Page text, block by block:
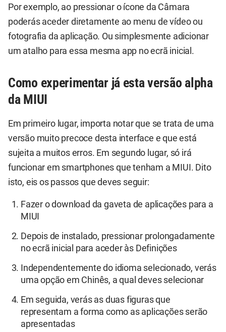
Por exemplo, ao pressionar o ícone da Câmara
poderás aceder diretamente ao menu de vídeo ou
fotografia da aplicação. Ou simplesmente adicionar
um atalho para essa mesma app no ecrã inicial.
Como experimentar já esta versão alpha
da MIUI
Em primeiro lugar, importa notar que se trata de uma
versão muito precoce desta interface e que está
sujeita a muitos erros. Em segundo lugar, só irá
funcionar em smartphones que tenham a MIUI. Dito
isto, eis os passos que deves seguir:
Fazer odownload da gaveta de aplicações para a
MIUI
Depois de instalado, pressionar prolongadamente
no ecrã inicial para aceder às Definições
Independentemente do idioma selecionado, verás
uma opção em Chinês, a qual deves selecionar
Em seguida, verás as duas figuras que
representam a forma como as aplicações serão
apresentadas